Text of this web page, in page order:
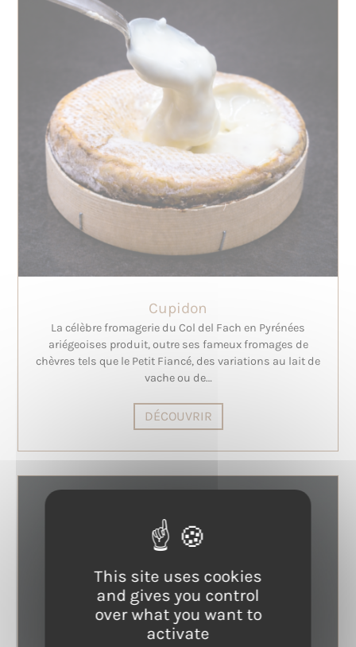
Cupidon
La célèbre fromagerie du Col del Fach en Pyrénées
ariégeoises produit, outre ses fameux fromages de
chèvres tels que le Petit Fiancé, des variations au lait de
vache ou de…
DÉCOUVRIR
This site uses cookies
and gives you control
over what you want to
activate